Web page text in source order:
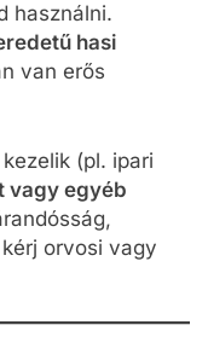
használni.
hasi
van erős
(pl. ipari
vagy egyéb
orvosi vagy